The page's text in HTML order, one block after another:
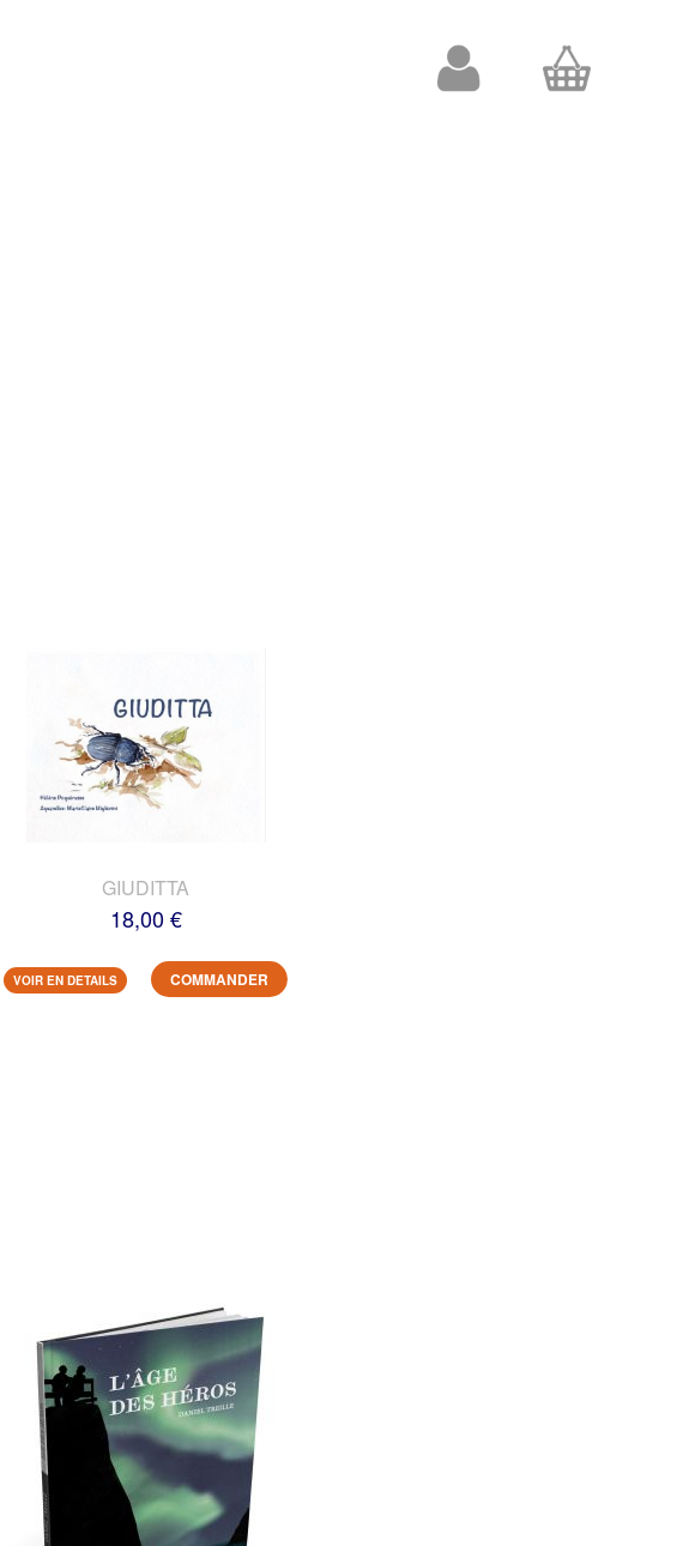
GIUDITTA
18,00 €
VOIR EN DETAILS COMMANDER